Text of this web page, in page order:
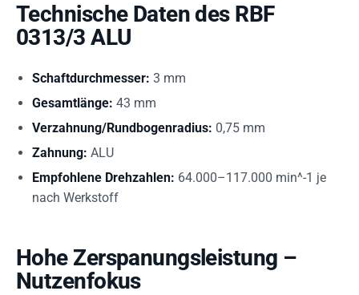
Technische Daten des RBF
0313/3 ALU
Schaftdurchmesser: 3 mm
Gesamtlänge: 43 mm
Verzahnung/Rundbogenradius: 0,75 mm
Zahnung: ALU
Empfohlene Drehzahlen: 64.000–117.000 min^-1 je
nach Werkstoff
Hohe Zerspanungsleistung –
Nutzenfokus